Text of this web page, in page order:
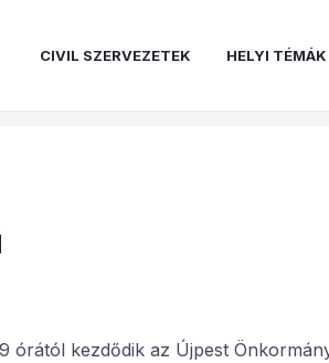
CIVIL SZERVEZETEK HELYI TÉMÁK
órától kezdődik az Újpest